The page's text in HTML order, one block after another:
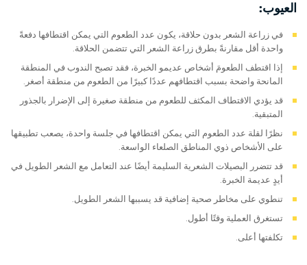
العيوب:
في زراعة الشعر بدون حلاقة، يكون عدد الطعوم التي يمكن اقتطافها دفعةً
واحدة أقل مقارنةً بطرق زراعة الشعر التي تتضمن الحلاقة.
إذا اقتطف الطعومَ أشخاص عديمو الخبرة، فقد تصبح الندوب في المنطقة
المانحة واضحة بسبب اقتطافهم عددًا كبيرًا من الطعوم من منطقة أصغر.
قد يؤدي الاقتطاف المكثف للطعوم من منطقة صغيرة إلى الإضرار بالجذور
المتبقية.
نظرًا لقلة عدد الطعوم التي يمكن اقتطافها في جلسة واحدة، يصعب تطبيقها
على الأشخاص ذوي المناطق الصلعاء الواسعة.
قد تتضرر البصيلات الشعرية السليمة أيضًا عند التعامل مع الشعر الطويل في
أيدٍ عديمة الخبرة.
تنطوي على مخاطر صحية إضافية قد يسببها الشعر الطويل.
تستغرق العملية وقتًا أطول.
تكلفتها أعلى.